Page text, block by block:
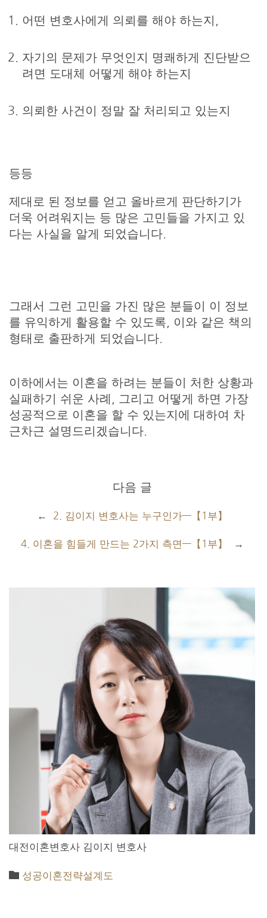
어떤 변호사에게 의뢰를 해야 하는지,
자기의 문제가 무엇인지 명쾌하게 진단받으
려면 도대체 어떻게 해야 하는지
의뢰한 사건이 정말 잘 처리되고 있는지
등등
제대로 된 정보를 얻고 올바르게 판단하기가
더욱 어려워지는 등 많은 고민들을 가지고 있
다는 사실을 알게 되었습니다.
그래서 그런 고민을 가진 많은 분들이 이 정보
를 유익하게 활용할 수 있도록, 이와 같은 책의
형태로 출판하게 되었습니다.
이하에서는 이혼을 하려는 분들이 처한 상황과
실패하기 쉬운 사례, 그리고 어떻게 하면 가장
성공적으로 이혼을 할 수 있는지에 대하여 차
근차근 설명드리겠습니다.
다음 글
← 2. 김이지 변호사는 누구인가—【1부】
4. 이혼을 힘들게 만드는 2가지 측면—【1부】 →
대전이혼변호사 김이지 변호사
 Category
성공이혼전략설계도